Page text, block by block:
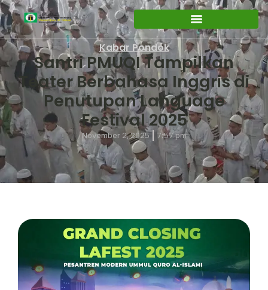
Kabar Pondok
Santri PMUQI Tampilkan
Teater Berbahasa Inggris di
Penutupan Language
Festival 2025
November 2, 2025 7:57 pm